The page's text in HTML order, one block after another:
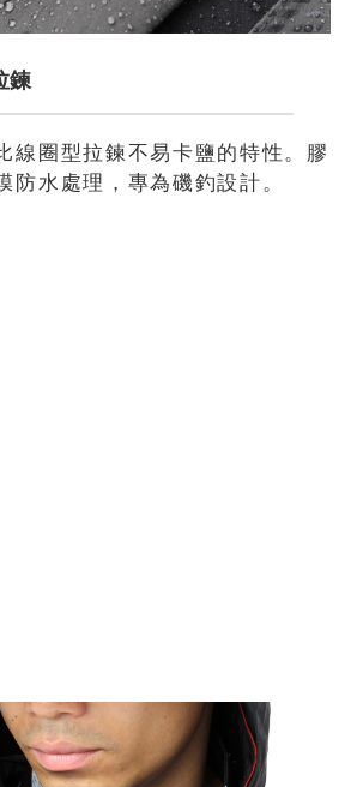
鍊
線圈型拉鍊不易卡鹽的特性。膠
防水處理，專為磯釣設計。